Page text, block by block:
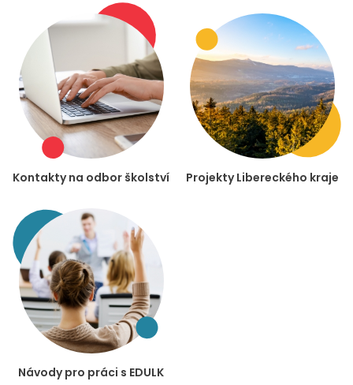
Kontakty na odbor školství Projekty Libereckého kraje
Návody pro práci s EDULK